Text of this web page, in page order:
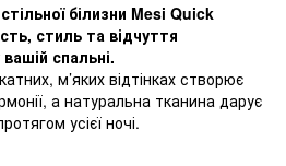
білизни Mesi Quick
стиль та відчуття
спальні.
м’яких відтінках створює
а натуральна тканина дарує
усієї ночі.